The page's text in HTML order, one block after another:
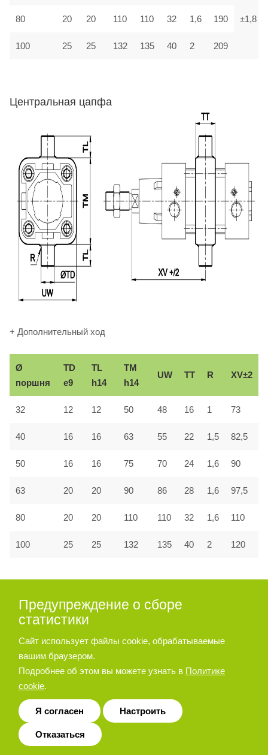
±1,8
80 20 20 110 110 32 1,6 190
100 25 25 132 135 40 2 209
Центральная цапфа
+ Дополнительный ход
Ø
поршня
TD
e9
TL
h14
TM
h14
UW TT R XV±2
32 12 12 50 48 16 1 73
40 16 16 63 55 22 1,5 82,5
50 16 16 75 70 24 1,6 90
63 20 20 90 86 28 1,6 97,5
80 20 20 110 110 32 1,6 110
100 25 25 132 135 40 2 120
Принадлежности для пневмоцилиндра
серии A27, A28
Опора угловая
Предупреждение о сборе
статистики
Сайт использует файлы cookie, обрабатываемые
вашим браузером.
Подробнее об этом вы можете узнать в Политике
cookie.
Я согласен Настроить
Отказаться